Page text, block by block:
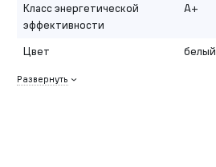
Класс энергетической
эффективности
A+
Цвет белый
Развернуть